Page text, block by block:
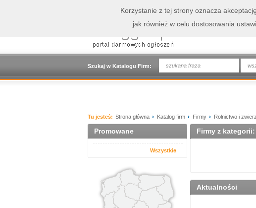
Szukaj w Katalogu Firm:
Tu jesteś: Strona główna Katalog firm Firmy Rolnictwo i
Promowane
Wszystkie
Firmy z
Aktualności
Korzystanie z tej strony oznacza
jak również w celu dostosowania